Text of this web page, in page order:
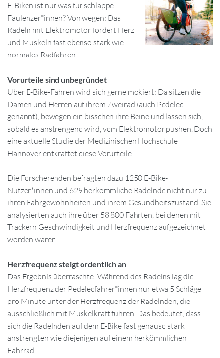
E-Biken ist nur was für schlappe
Faulenzer*innen? Von wegen: Das
Radeln mit Elektromotor fordert Herz
und Muskeln fast ebenso stark wie
normales Radfahren.
Vorurteile sind unbegründet
Über E-Bike-Fahren wird sich gerne mokiert: Da sitzen die
Damen und Herren auf ihrem Zweirad (auch Pedelec
genannt), bewegen ein bisschen ihre Beine und lassen sich,
sobald es anstrengend wird, vom Elektromotor pushen. Doch
eine aktuelle Studie der Medizinischen Hochschule
Hannover entkräftet diese Vorurteile.
Die Forscherenden befragten dazu 1250 E-Bike-
Nutzer*innen und 629 herkömmliche Radelnde nicht nur zu
ihren Fahrgewohnheiten und ihrem Gesundheitszustand. Sie
analysierten auch ihre über 58 800 Fahrten, bei denen mit
Trackern Geschwindigkeit und Herzfrequenz aufgezeichnet
worden waren.
Herzfrequenz steigt ordentlich an
Das Ergebnis überraschte: Während des Radelns lag die
Herzfrequenz der Pedelecfahrer*innen nur etwa 5 Schläge
pro Minute unter der Herzfrequenz der Radelnden, die
ausschließlich mit Muskelkraft fuhren. Das bedeutet, dass
sich die Radelnden auf dem E-Bike fast genauso stark
anstrengten wie diejenigen auf einem herkömmlichen
Fahrrad.